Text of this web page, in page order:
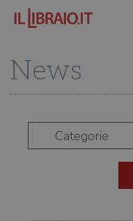
News
Categorie